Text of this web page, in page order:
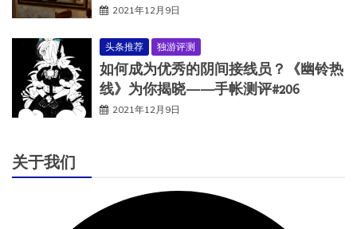
2021年12月9日
头条推荐 独游评测
如何成为优秀的阴间接线员？《幽铃热
线》为你揭晓——手帐测评#206
2021年12月9日
关于我们